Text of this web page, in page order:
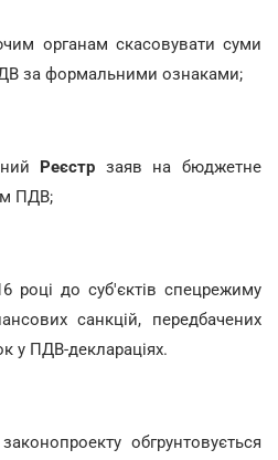
органам скасовувати суми
за формальними ознаками;
Реєстр заяв на бюджетне
ПДВ;
році до суб'єктів спецрежиму
санкцій, передбачених
у ПДВ-деклараціях.
обгрунтовується